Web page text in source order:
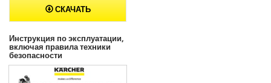
СКАЧАТЬ
Инструкция по эксплуатации,
включая правила техники
безопасности